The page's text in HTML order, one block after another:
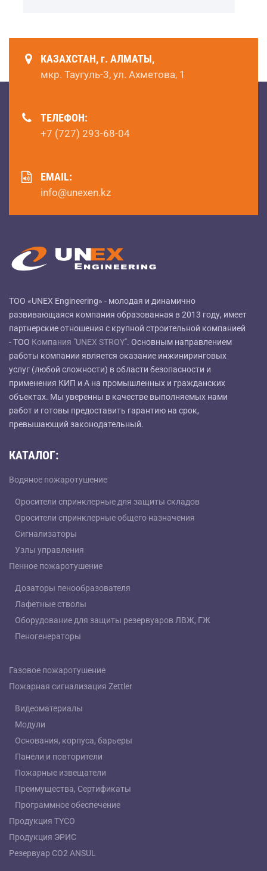
КАЗАХСТАН, г. АЛМАТЫ,
мкр. Таугуль-3, ул. Ахметова, 1
ТЕЛЕФОН:
+7 (727) 293-68-04
EMAIL:
info@unexen.kz
ТОО «UNEX Engineering» - молодая и динамично
развивающаяся компания образованная в 2013 году, имеет
партнерские отношения с крупной строительной компанией
- ТОО Компания "UNEX STROY". Основным направлением
работы компании является оказание инжиниринговых
услуг (любой сложности) в области безопасности и
применения КИП и А на промышленных и гражданских
объектах. Мы уверенны в качестве выполняемых нами
работ и готовы предоставить гарантию на срок,
превышающий законодательный.
КАТАЛОГ:
Водяное пожаротушение
Оросители спринклерные для защиты складов
Оросители спринклерные общего назначения
Сигнализаторы
Узлы управления
Пенное пожаротушение
Дозаторы пенообразователя
Лафетные стволы
Оборудование для защиты резервуаров ЛВЖ, ГЖ
Пеногенераторы
Газовое пожаротушение
Пожарная сигнализация Zettler
Видеоматериалы
Модули
Основания, корпуса, барьеры
Панели и повторители
Пожарные извещатели
Преимущества, Сертификаты
Программное обеспечение
Продукция TYCO
Продукция ЭРИС
Резервуар СО2 ANSUL